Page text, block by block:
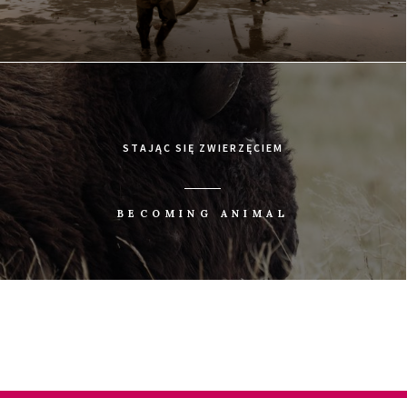
STAJĄC SIĘ ZWIERZĘCIEM
BECOMING ANIMAL